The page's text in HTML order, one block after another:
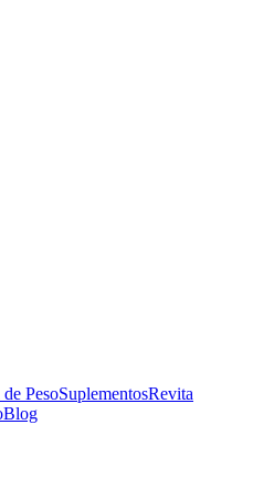
PesoSuplementosRevita
Blog